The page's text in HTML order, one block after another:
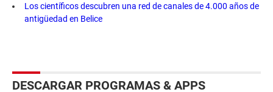
Los científicos descubren una red de canales de 4.000 años de
antigüedad en Belice
DESCARGAR PROGRAMAS & APPS